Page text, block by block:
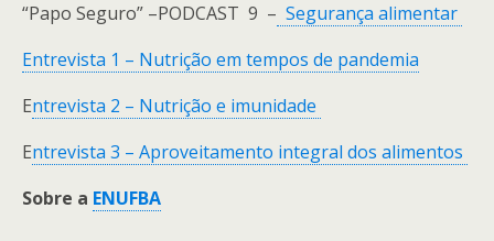
“Papo Seguro” –PODCAST 9 – Segurança alimentar
Entrevista 1 – Nutrição em tempos de pandemia
Entrevista 2 – Nutrição e imunidade
Entrevista 3 – Aproveitamento integral dos alimentos
Sobre a ENUFBA